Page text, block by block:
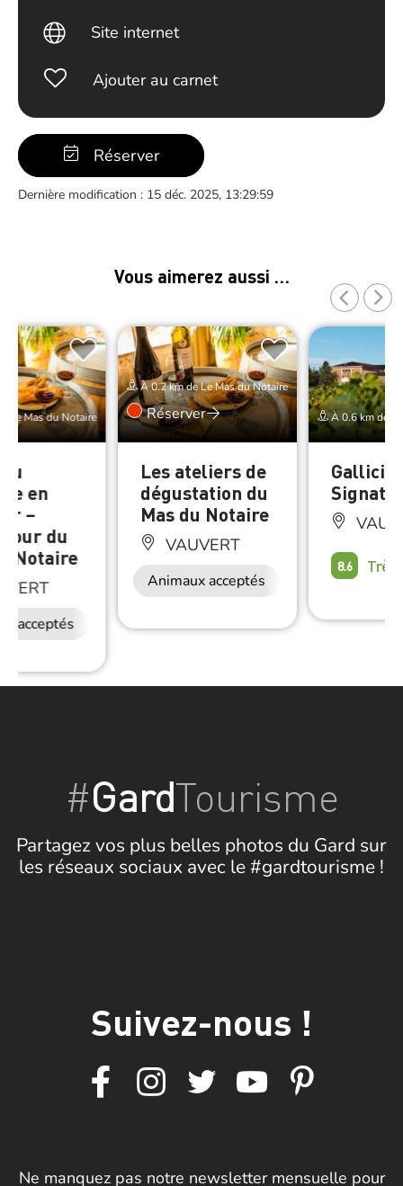
Site internet
Ajouter au carnet
Réserver
Dernière modification : 15 déc. 2025, 13:29:59
Vous aimerez aussi …
Le Mas du Notaire
en
–
du
Notaire
acceptés
À 0.2 km de Le Mas du Notaire
Réserver
Les ateliers de
dégustation du
Mas du Notaire
VAUVERT
Animaux acceptés
À 0.6 km de
8.6 Très
#GardTourisme
Partagez vos plus belles photos du Gard sur
les réseaux sociaux avec le #gardtourisme !
Suivez-nous !
Ne manquez pas notre newsletter mensuelle pour